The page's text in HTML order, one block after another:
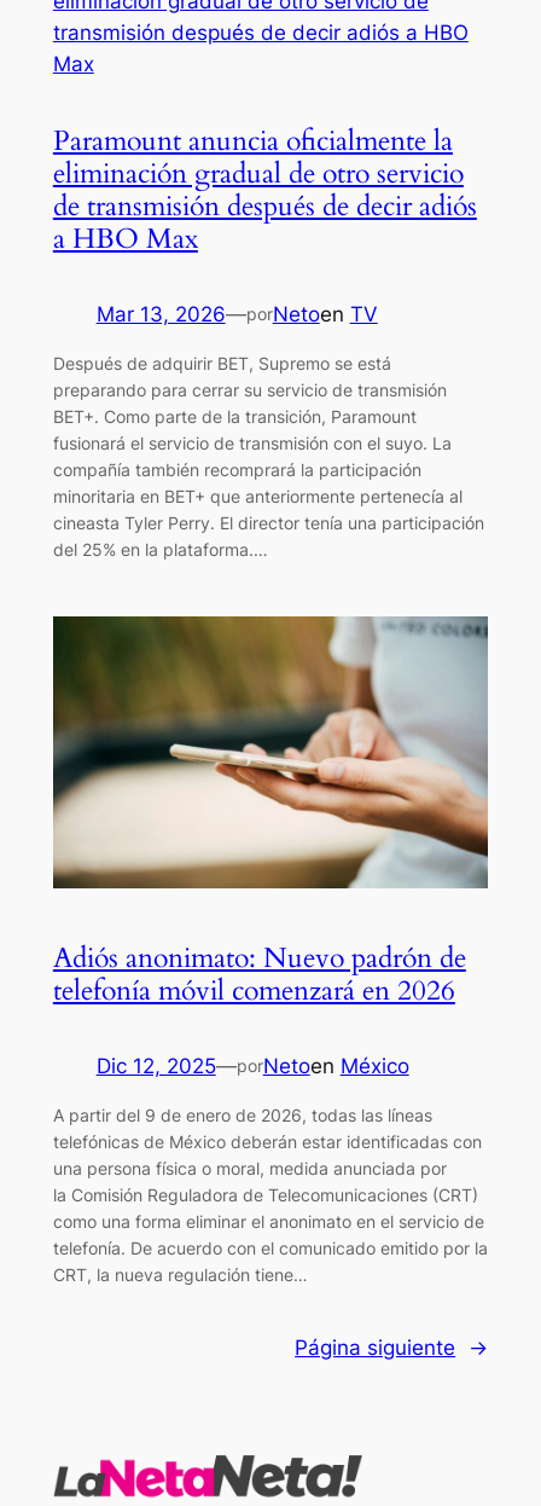
Paramount anuncia oficialmente la
eliminación gradual de otro servicio
de transmisión después de decir adiós
a HBO Max
Mar 13, 2026—porNetoen TV
Después de adquirir BET, Supremo se está
preparando para cerrar su servicio de transmisión
BET+. Como parte de la transición, Paramount
fusionará el servicio de transmisión con el suyo. La
compañía también recomprará la participación
minoritaria en BET+ que anteriormente pertenecía al
cineasta Tyler Perry. El director tenía una participación
del 25% en la plataforma.…
Adiós anonimato: Nuevo padrón de
telefonía móvil comenzará en 2026
Dic 12, 2025—porNetoen México
A partir del 9 de enero de 2026, todas las líneas
telefónicas de México deberán estar identificadas con
una persona física o moral, medida anunciada por
la Comisión Reguladora de Telecomunicaciones (CRT)
como una forma eliminar el anonimato en el servicio de
telefonía. De acuerdo con el comunicado emitido por la
CRT, la nueva regulación tiene…
Página siguiente →